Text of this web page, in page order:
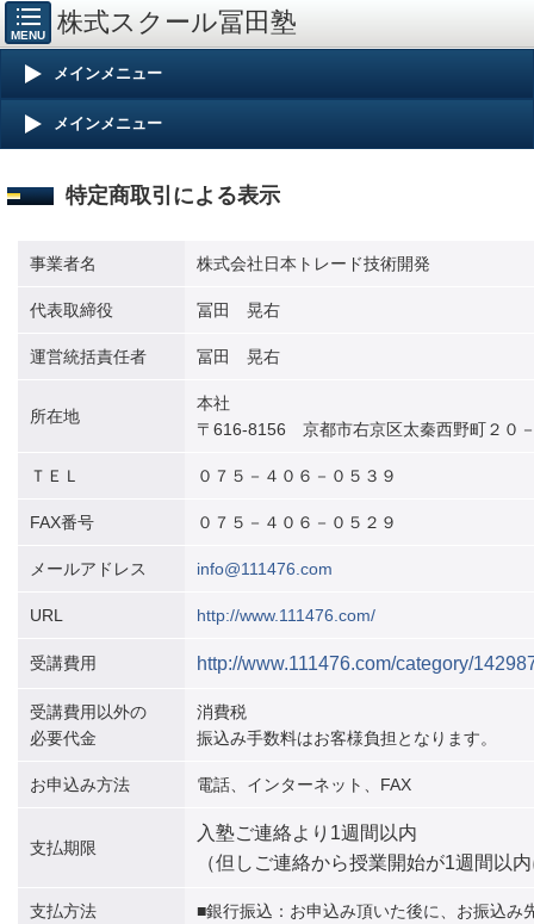
MENU 株式スクール冨田塾
メインメニュー
メインメニュー
特定商取引による表示
事業者名 株式会社日本トレード技術開発
代表取締役 冨田 晃右
運営統括責任者 冨田 晃右
所在地
本社
〒 616-8156 京都市右京区太秦西野町２０
ＴＥＬ ０７５－４０６－０５３９
FAX番号 ０７５－４０６－０５２９
メールアドレス info@111476.com
URL http://www.111476.com/
受講費用 http://www.111476.com/category/
受講費用以外の
必要代金
消費税
振込み手数料はお客様負担となります。
お申込み方法 電話、インターネット、 FAX
支払期限
入塾ご連絡より 1週間以内
（但しご連絡から授業開始が1週間以
支払方法 ■銀行振込 ： お申込み頂いた後に、お振込み